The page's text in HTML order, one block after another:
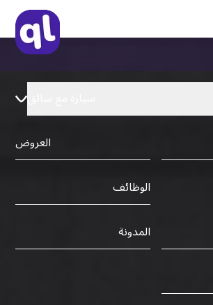
العروض
الوظائف
المدونة